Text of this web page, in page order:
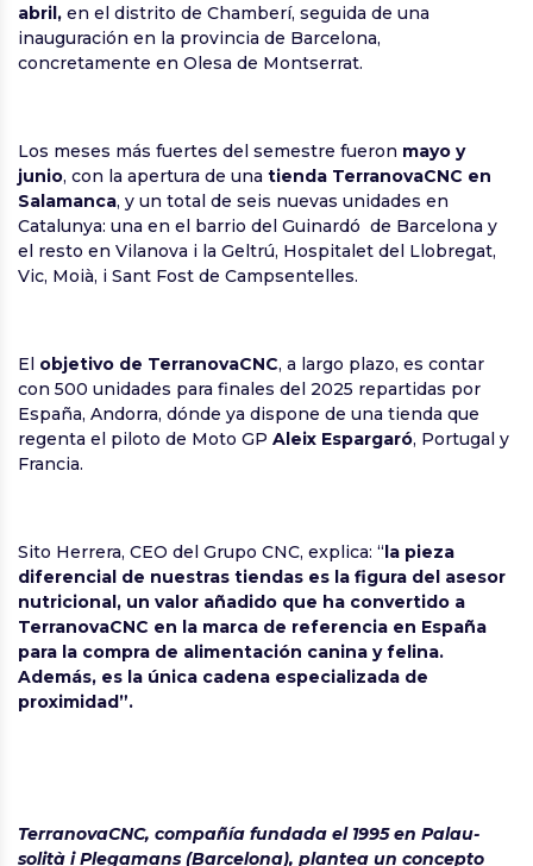
abril, en el distrito de Chamberí, seguida de una
inauguración en la provincia de Barcelona,
concretamente en Olesa de Montserrat.
Los meses más fuertes del semestre fueron mayo y
junio, con la apertura de una tienda TerranovaCNC en
Salamanca, y un total de seis nuevas unidades en
Catalunya: una en el barrio del Guinardó de Barcelona y
el resto en Vilanova i la Geltrú, Hospitalet del Llobregat,
Vic, Moià, i Sant Fost de Campsentelles.
El objetivo de TerranovaCNC, a largo plazo, es contar
con 500 unidades para finales del 2025 repartidas por
España, Andorra, dónde ya dispone de una tienda que
regenta el piloto de Moto GP Aleix Espargaró, Portugal y
Francia.
Sito Herrera, CEO del Grupo CNC, explica: “la pieza
diferencial de nuestras tiendas es la figura del asesor
nutricional, un valor añadido que ha convertido a
TerranovaCNC en la marca de referencia en España
para la compra de alimentación canina y felina.
Además, es la única cadena especializada de
proximidad”.
TerranovaCNC, compañía fundada el 1995 en Palau-
solità i Plegamans (Barcelona), plantea un concepto